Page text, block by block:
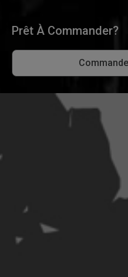
Prêt À Commander?